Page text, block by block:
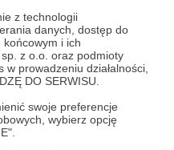
z technologii
danych, dostęp do
i ich
z o.o. oraz podmioty
prowadzeniu działalności,
DO SERWISU.
swoje preferencje
wybierz opcję
się
Świat Wideo